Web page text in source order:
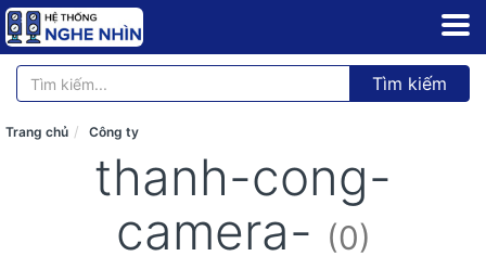
Tìm kiếm
Trang chủ Công ty
thanh-cong-
camera- (0)